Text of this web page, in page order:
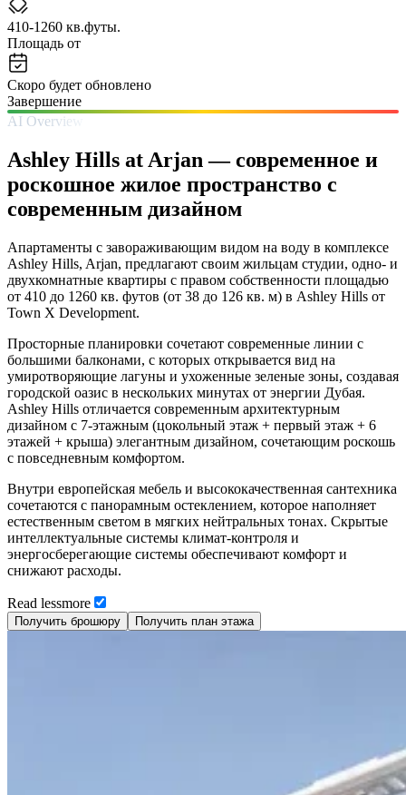
410-1260 кв.футы.
Площадь от
Скоро будет обновлено
Завершение
AI Overview
Ashley Hills at Arjan — современное и
роскошное жилое пространство с
современным дизайном
Апартаменты с завораживающим видом на воду в комплексе
Ashley Hills, Arjan, предлагают своим жильцам студии, одно- и
двухкомнатные квартиры с правом собственности площадью
от 410 до 1260 кв. футов (от 38 до 126 кв. м) в Ashley Hills от
Town X Development.
Просторные планировки сочетают современные линии с
большими балконами, с которых открывается вид на
умиротворяющие лагуны и ухоженные зеленые зоны, создавая
городской оазис в нескольких минутах от энергии Дубая.
Ashley Hills отличается современным архитектурным
дизайном с 7-этажным (цокольный этаж + первый этаж + 6
этажей + крыша) элегантным дизайном, сочетающим роскошь
с повседневным комфортом.
Внутри европейская мебель и высококачественная сантехника
сочетаются с панорамным остеклением, которое наполняет
естественным светом в мягких нейтральных тонах. Скрытые
интеллектуальные системы климат-контроля и
энергосберегающие системы обеспечивают комфорт и
снижают расходы.
Read lessmore
Получить брошюру Получить план этажа